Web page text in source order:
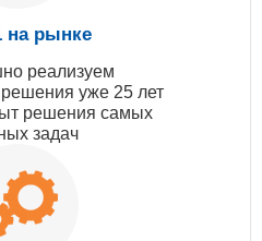
на рынке
реализуем
решения уже 25 лет
решения самых
задач